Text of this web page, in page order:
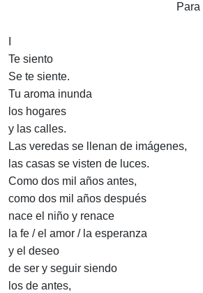
Te siento
Se te siente.
Tu aroma inunda
los hogares
y las calles.
Las veredas se llenan de imágenes,
las casas se visten de luces.
Como dos mil años antes,
como dos mil años después
nace el niño y renace
la fe / el amor / la esperanza
y el deseo
de ser y seguir siendo
los de antes,